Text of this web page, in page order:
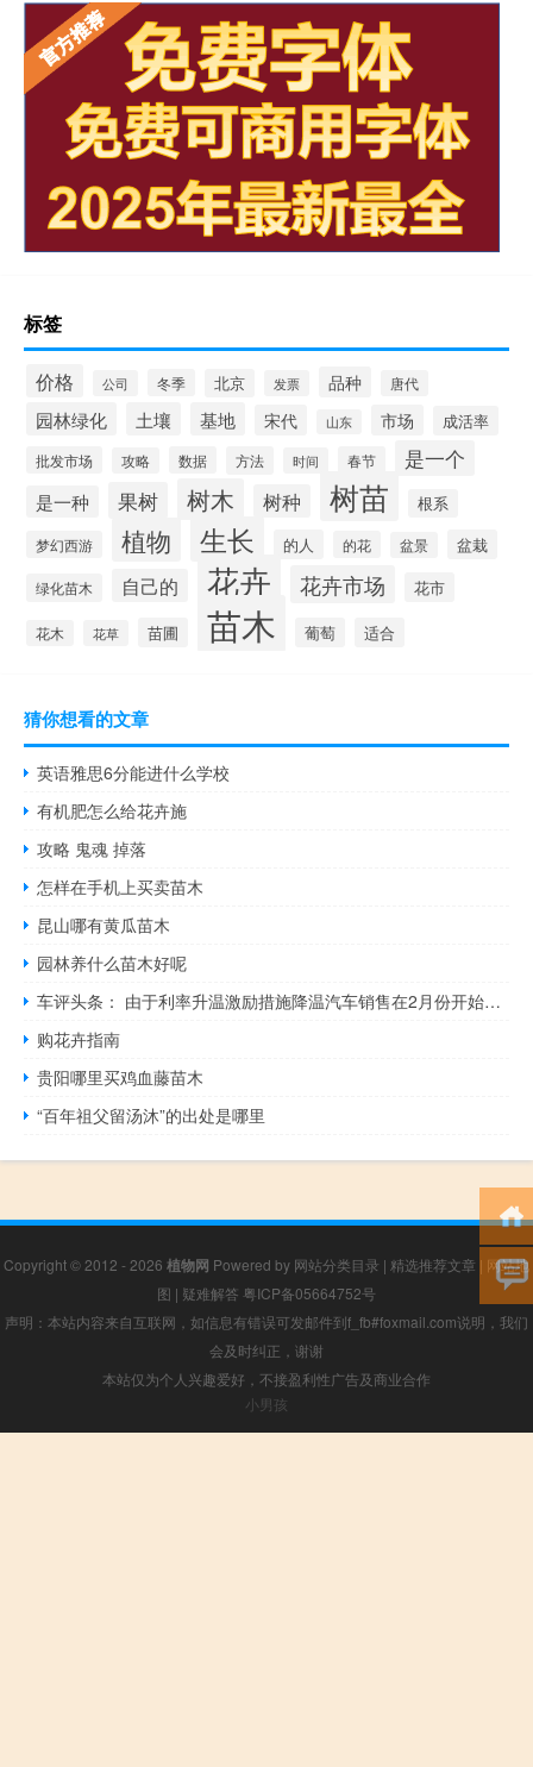
标签
价格 公司 冬季 北京 发票 品种 唐代
园林绿化 土壤 基地 宋代 山东 市场 成活率
批发市场 攻略 数据 方法 时间 春节 是一个
是一种 果树 树木 树种 树苗 根系
梦幻西游 植物 生长 的人 的花 盆景 盆栽
绿化苗木 自己的 花卉 花卉市场 花市
花木 花草 苗圃 苗木 葡萄 适合
猜你想看的文章
英语雅思6分能进什么学校
有机肥怎么给花卉施
攻略 鬼魂 掉落
怎样在手机上买卖苗木
昆山哪有黄瓜苗木
园林养什么苗木好呢
车评头条： 由于利率升温激励措施降温汽车销售在2月份开始走慢
购花卉指南
贵阳哪里买鸡血藤苗木
“百年祖父留汤沐”的出处是哪里
Copyright © 2012 - 2026 植物网 Powered by 网站分类目录 | 精选推荐文章 | 网站地
图 | 疑难解答 粤ICP备05664752号
声明：本站内容来自互联网，如信息有错误可发邮件到f_fb#foxmail.com说明，我们
会及时纠正，谢谢
本站仅为个人兴趣爱好，不接盈利性广告及商业合作
小男孩